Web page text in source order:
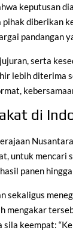
keputusan
diberikan
pandangan
serta
lebih diterima
di
untuk
panen
sekaligus
mengakar
sila keempat: